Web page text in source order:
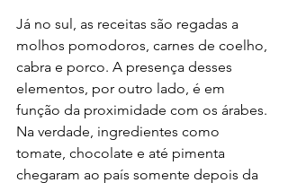
Já no sul, as receitas são regadas a
molhos pomodoros, carnes de coelho,
cabra e porco. A presença desses
elementos, por outro lado, é em
função da proximidade com os árabes.
Na verdade, ingredientes como
tomate, chocolate e até pimenta
chegaram ao país somente depois da